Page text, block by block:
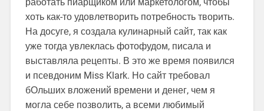
хоть как-то удовлетворить потребность творить.
На досуге, я создала кулинарный сайт, так как
уже тогда увлеклась фотофудом, писала и
выставляла рецепты. В это же время появился
и псевдоним Miss Klark. Но сайт требовал
бОльших вложений времени и денег, чем я
могла себе позволить, а всеми любимый